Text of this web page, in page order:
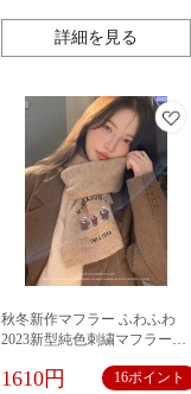
詳細を見る
秋冬新作マフラー ふわふわ
2023新型純色刺繍マフラー女
デルカシミヤを模した保温マ
1610円 16ポイント